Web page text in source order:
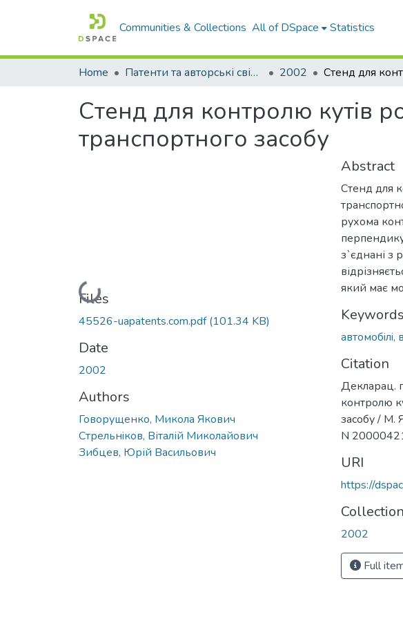
Communities & Collections All of DSpace Statistics
Home Патенти та авторські свідоцтва 2002
Стенд для контролю кутiв
транспортного засобу
Loading...
Files
45526-uapatents.com.pdf(101.34 KB)
Date
2002
Authors
Говорущенко, Микола Якович
Стрельнiков, Віталій Миколайович
Зибцев, Юрій Васильович
Abstract
Стенд для
рухома
з`єднані з
який має
Keywords
автомобiлi,
Citation
Декларац.
контролю
засобу / М.
N
URI
https://
2002
Full